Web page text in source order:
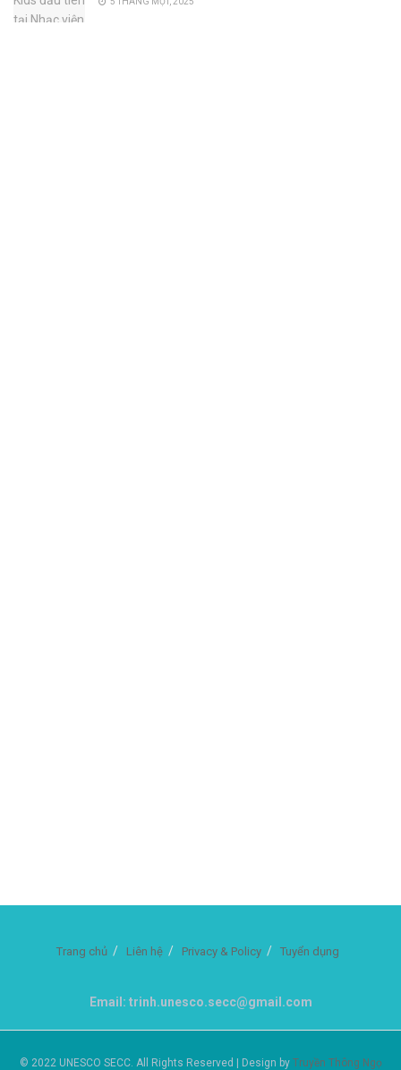
Trang chủ Liên hệ Privacy & Policy Tuyển dụng
Email: trinh.unesco.secc@gmail.com
© 2022 UNESCO SECC. All Rights Reserved | Design by Truyền Thông Ngọ